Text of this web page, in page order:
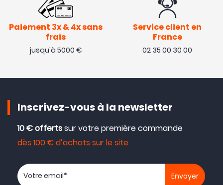
Paiement 3x & 4x sans
frais
jusqu'à 5000 €
Service client en
France
02 35 00 30 00
Inscrivez-vous à la newsletter
10 € offertssur votre première commande
dès 100 € d’achats sur le site
Votre adresse email